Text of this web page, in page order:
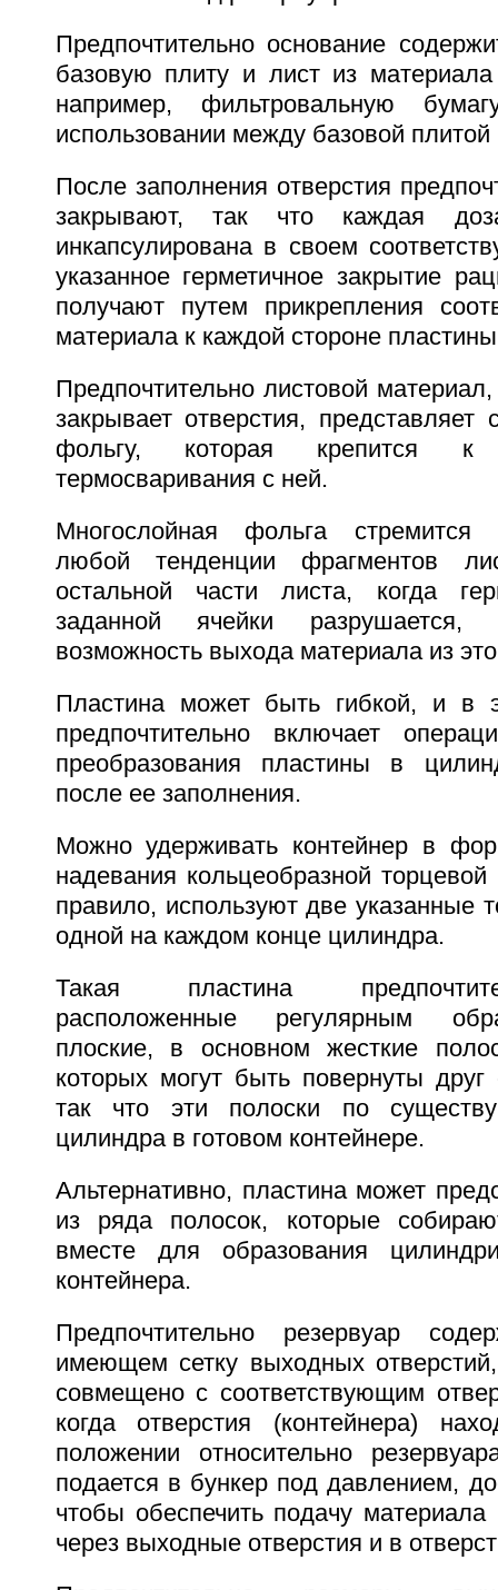
Предпочтительно основание
базовую плиту и лист из
например, фильтровальную
использовании между базовой плитой
После заполнения отверстия
закрывают, так что каждая
инкапсулирована в своем
указанное герметичное закрытие
получают путем прикрепления
материала к каждой стороне
Предпочтительно листовой
закрывает отверстия, представляет
фольгу, которая крепится к
термосваривания с ней.
Многослойная фольга стремится
любой тенденции фрагментов
остальной части листа, когда
заданной ячейки разрушается,
возможность выхода материала из
Пластина может быть гибкой, и в
предпочтительно включает
преобразования пластины в
после ее заполнения.
Можно удерживать контейнер в
надевания кольцеобразной
правило, используют две указанные
одной на каждом конце цилиндра.
Такая пластина
расположенные регулярным
плоские, в основном жесткие
которых могут быть повернуты друг
так что эти полоски по
цилиндра в готовом контейнере.
Альтернативно, пластина может
из ряда полосок, которые
вместе для образования
контейнера.
Предпочтительно резервуар
имеющем сетку выходных
совмещено с соответствующим
когда отверстия (контейнера)
положении относительно
подается в бункер под давлением,
чтобы обеспечить подачу
через выходные отверстия и в